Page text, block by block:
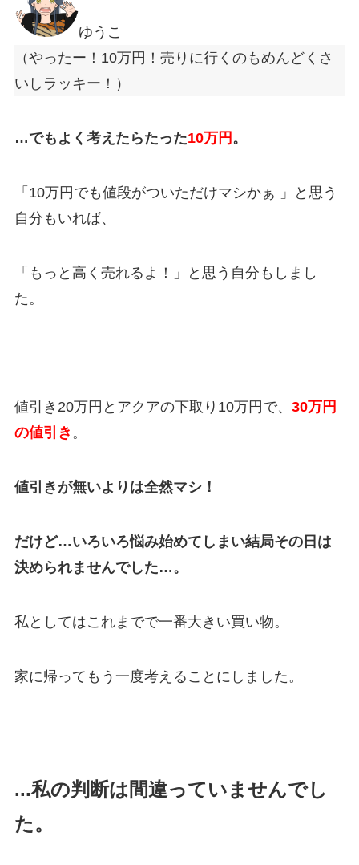
ゆうこ
（やったー！10万円！売りに行くのもめんどくさ
いしラッキー！）
…でもよく考えたらたった10万円 。
「10万円でも値段がついただけマシかぁ
」と思う
自分もいれば、
「もっと高く売れるよ！」と思う自分もしまし
た。
値引き 20万円 とアクアの下取り10万円 で、 30万円
の値引き 。
値引きが無いよりは全然マシ！
だけど…いろいろ悩み始めてしまい結局その日は
決められませんでした…。
私としてはこれまでで一番大きい買い物。
家に帰ってもう一度考えることにしました。
...私の判断は間違っていませんでし
た。